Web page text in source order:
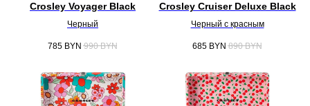
Crosley Voyager Black
Черный
785 BYN 990 BYN
Crosley Cruiser Deluxe Black
Черный с красным
685 BYN 890 BYN